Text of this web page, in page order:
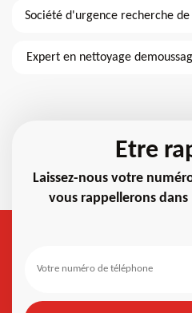
Société d'urgence recherche
Expert en nettoyage
Etre
Laissez-nous votre
vous rappellerons dans